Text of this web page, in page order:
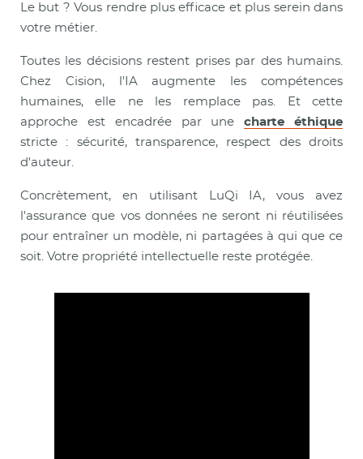
Le but ? Vous rendre plus efficace et plus serein dans
votre métier.
Toutes les décisions restent prises par des humains.
Chez Cision, l'IA augmente les compétences
humaines, elle ne les remplace pas. Et cette
approche est encadrée par unecharte éthique
stricte : sécurité, transparence, respect des droits
d'auteur.
Concrètement, en utilisant LuQi IA, vous avez
l'assurance que vos données ne seront ni réutilisées
pour entraîner un modèle, ni partagées à qui que ce
soit. Votre propriété intellectuelle reste protégée.